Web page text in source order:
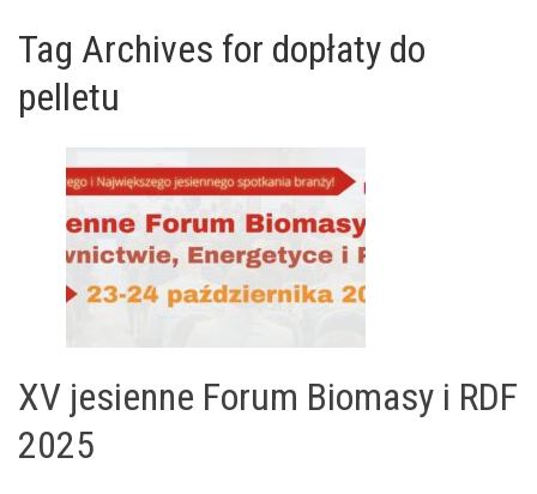
Tag Archives for dopłaty do
pelletu
XV jesienne Forum Biomasy i RDF
2025